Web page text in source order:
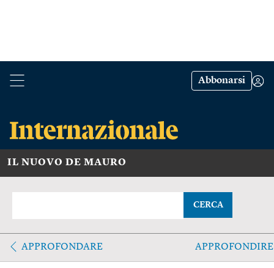
Abbonarsi
IL NUOVO DE MAURO
CERCA
APPROFONDARE APPROFONDIRE